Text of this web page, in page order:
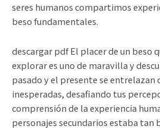
seres humanos compartimos
beso fundamentales.
descargar pdf El placer de un beso
explorar es uno de maravilla y
pasado y el presente se entrelazan
inesperadas, desafiando tus
comprensión de la experiencia
personajes secundarios estaba tan